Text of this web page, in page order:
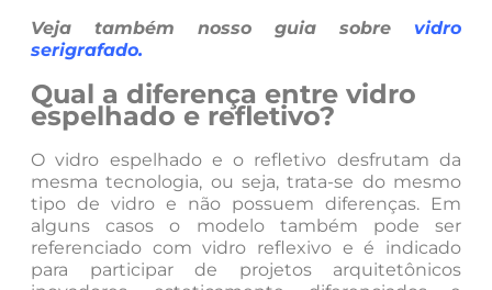
Veja também nosso guia sobre vidro
serigrafado.
Qual a diferença entre vidro
espelhado e refletivo?
O vidro espelhado e o refletivo desfrutam da
mesma tecnologia, ou seja, trata-se do mesmo
tipo de vidro e não possuem diferenças. Em
alguns casos o modelo também pode ser
referenciado com vidro reflexivo e é indicado
para participar de projetos arquitetônicos